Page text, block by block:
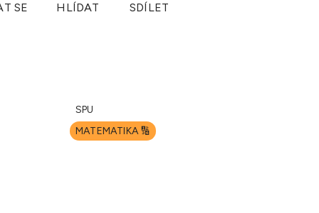
SE HLÍDAT SDÍLET
SPU
MATEMATIKA 🔢